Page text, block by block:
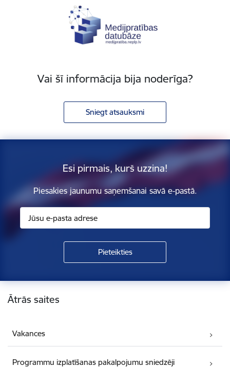
Vai šī informācija bija noderīga?
Sniegt atsauksmi
Esi pirmais, kurš uzzina!
Piesakies jaunumu saņemšanai savā e-pastā.
Kājene
Ātrās saites
Vakances
Programmu izplatīšanas pakalpojumu sniedzēji